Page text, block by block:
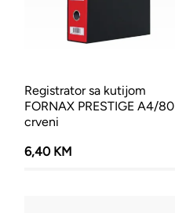
Registrator sa kutijom
FORNAX PRESTIGE A4/80
crveni
6,40 KM